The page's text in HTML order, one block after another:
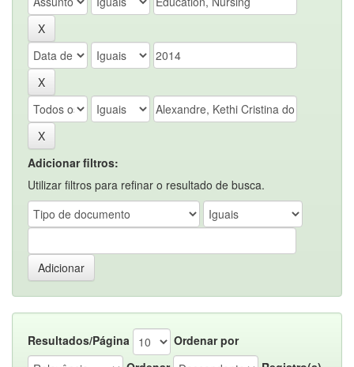
Adicionar filtros:
Utilizar filtros para refinar o resultado de busca.
Resultados/Página
Ordenar por